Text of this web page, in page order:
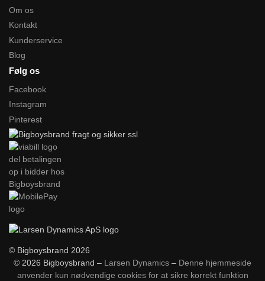
Om os
Kontakt
Kunderservice
Blog
Følg os
Facebook
Instagram
Pinterest
© Bigboysbrand 2026
© 2026 Bigboysbrand – Larsen Dynamics – Denne hjemmeside
anvender kun nødvendige cookies for at sikre korrekt funktion